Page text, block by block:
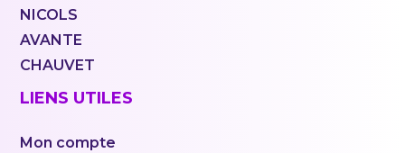
NICOLS
AVANTE
CHAUVET
LIENS UTILES
Mon compte